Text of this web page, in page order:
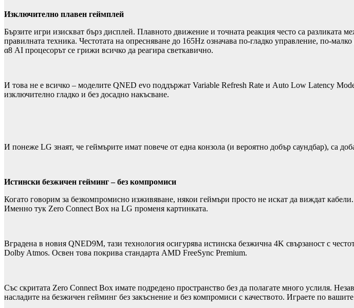
Изключително плавен геймплей
Бързите игри изискват бърз дисплей. Плавното движение и точната реакция често са разликата
правилната техника. Честотата на опресняване до 165Hz означава по-гладко управление, по-
α8 AI процесорът се грижи всичко да реагира светкавично.
И това не е всичко – моделите QNED evo поддържат Variable Refresh Rate и Auto Low Latency
изключително гладко и без досадно накъсване.
И понеже LG знаят, че геймърите имат повече от една конзола (и вероятно добър саундбар), са
Истински безжичен гейминг – без компромиси
Когато говорим за безкомпромисно изживяване, някои геймъри просто не искат да виждат
Именно тук Zero Connect Box на LG променя картинката.
Вградена в новия QNED9M, тази технология осигурява истинска безжична 4K свързаност с
Dolby Atmos. Освен това покрива стандарта AMD FreeSync Premium.
Със скритата Zero Connect Box имате подредено пространство без да полагате много услиля.
насладите на безжичен гейминг без закъснение и без компромиси с качеството. Играете по